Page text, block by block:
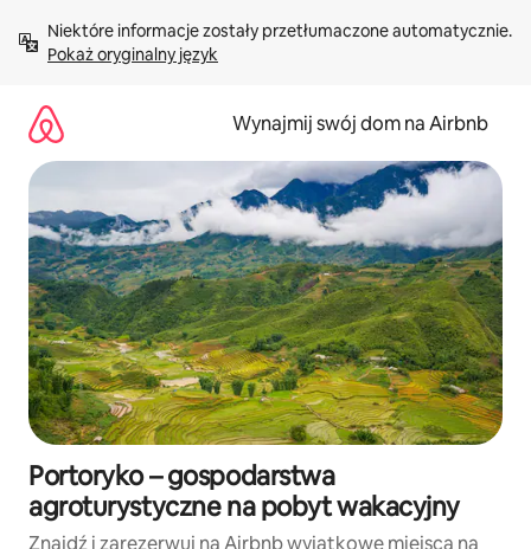
treści Pokaż oryginalny język
Wynajmij swój dom na Airbnb
Portoryko – gospodarstwa
agroturystyczne na pobyt wakacyjny
Znajdź i zarezerwuj na Airbnb wyjątkowe miejsca na